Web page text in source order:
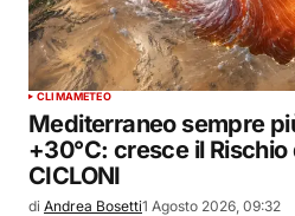
CLIMAMETEO
Mediterraneo sempre
+30°C: cresce il Rischio
CICLONI
di Andrea Bosetti1 Agosto 2026, 09:32